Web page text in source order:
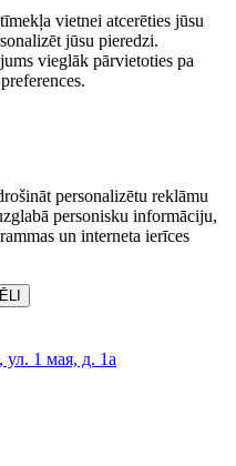
vietnei atcerēties jūsu
jūsu pieredzi.
vieglāk pārvietoties pa
personalizētu reklāmu
personisku informāciju,
un interneta ierīces
ул. 1 мая, д. 1а